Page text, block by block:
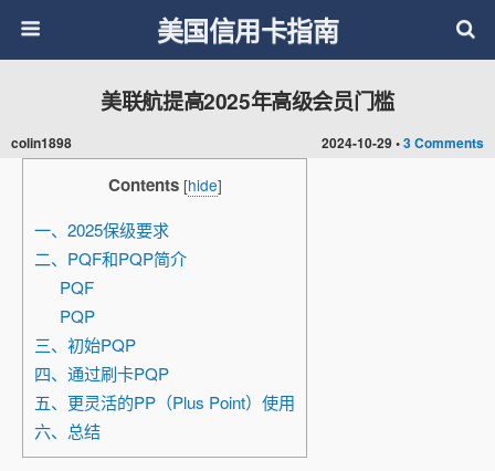
美国信用卡指南
2024-10-29 •3 Comments
美联航提高2025年高级会员门槛
colin1898
Contents [hide]
一、2025保级要求
二、PQF和PQP简介
PQF
PQP
三、初始PQP
四、通过刷卡PQP
五、更灵活的PP（Plus Point）使用
六、总结